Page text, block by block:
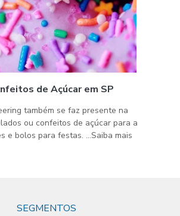
de Açúcar em SP
também se faz presente na
ou confeitos de açúcar para a
e bolos para festas. ...Saiba mais
SEGMENTOS